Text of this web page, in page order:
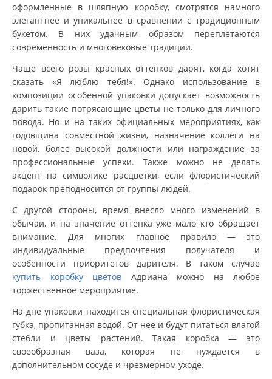
оформленные в шляпную коробку, смотрятся намного
элегантнее и уникальнее в сравнении с традиционным
букетом. В них удачным образом переплетаются
современность и многовековые традиции.
Чаще всего розы красных оттенков дарят, когда хотят
сказать «Я люблю тебя!». Однако использование в
композиции особенной упаковки допускает возможность
дарить такие потрясающие цветы не только для личного
повода. Но и на таких официальных мероприятиях, как
годовщина совместной жизни, назначение коллеги на
новой, более высокой должности или награждение за
профессиональные успехи. Также можно не делать
акцент на символике расцветки, если флористический
подарок преподносится от группы людей.
С другой стороны, время внесло много изменений в
обычаи, и на значение оттенка уже мало кто обращает
внимание. Для многих главное правило — это
индивидуальные предпочтения получателя и
особенности приоритетов дарителя. В таком случае
купить коробку цветов Адриана можно на любое
торжественное мероприятие.
На дне упаковки находится специальная флористическая
губка, пропитанная водой. От нее и будут питаться влагой
стебли и цветы растений. Такая коробка — это
своеобразная ваза, которая не нуждается в
дополнительном сосуде и чрезмерном уходе.